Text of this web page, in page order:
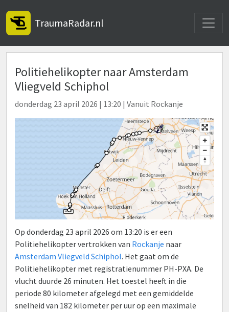
TraumaRadar.nl
Politiehelikopter naar Amsterdam
Vliegveld Schiphol
donderdag 23 april 2026 | 13:20 | Vanuit Rockanje
Op donderdag 23 april 2026 om 13:20 is er een
Politiehelikopter vertrokken van Rockanje naar
Amsterdam Vliegveld Schiphol. Het gaat om de
Politiehelikopter met registratienummer PH-PXA. De
vlucht duurde 26 minuten. Het toestel heeft in die
periode 80 kilometer afgelegd met een gemiddelde
snelheid van 182 kilometer per uur op een maximale